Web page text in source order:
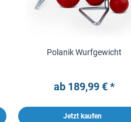
Polanik Wurfgewicht
ab 189,99 € *
Jetzt kaufen